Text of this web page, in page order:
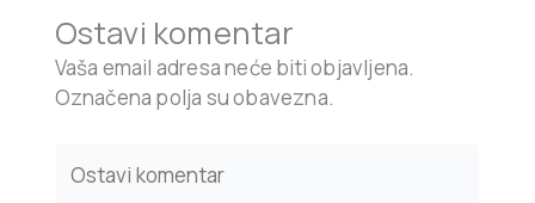
Ostavi komentar
Vaša email adresa neće biti objavljena.
Označena polja su obavezna.
here..